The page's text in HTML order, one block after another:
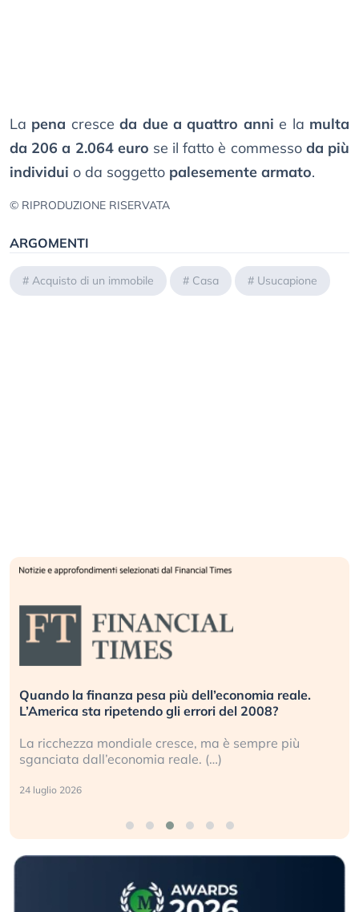
La pena cresceda due a quattro anni e la multa
da 206 a 2.064 euro se il fatto è commesso da più
individui o da soggetto palesemente armato.
© RIPRODUZIONE RISERVATA
ARGOMENTI
# Acquisto di un immobile # Casa # Usucapione
Quando la finanza pesa più dell’economia reale.
L’America sta ripetendo gli errori del 2008?
La ricchezza mondiale cresce, ma è sempre più
sganciata dall’economia reale. (…)
24 luglio 2026